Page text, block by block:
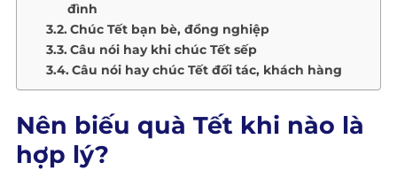
đình
Chúc Tết bạn bè, đồng nghiệp
Câu nói hay khi chúc Tết sếp
Câu nói hay chúc Tết đối tác, khách hàng
Nên biếu quà Tết khi nào là
hợp lý?